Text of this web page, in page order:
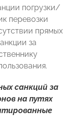
погрузки/
перевозки
прямых
за
санкций за
на путях